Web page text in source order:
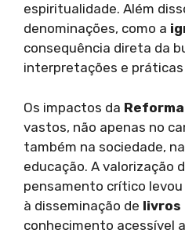
espiritualidade. Além
denominações, como a
consequência direta da
interpretações e
Os impactos da
vastos, não apenas no
também na sociedade,
educação. A valorização
pensamento crítico levou
à disseminação de livros
conhecimento acessível